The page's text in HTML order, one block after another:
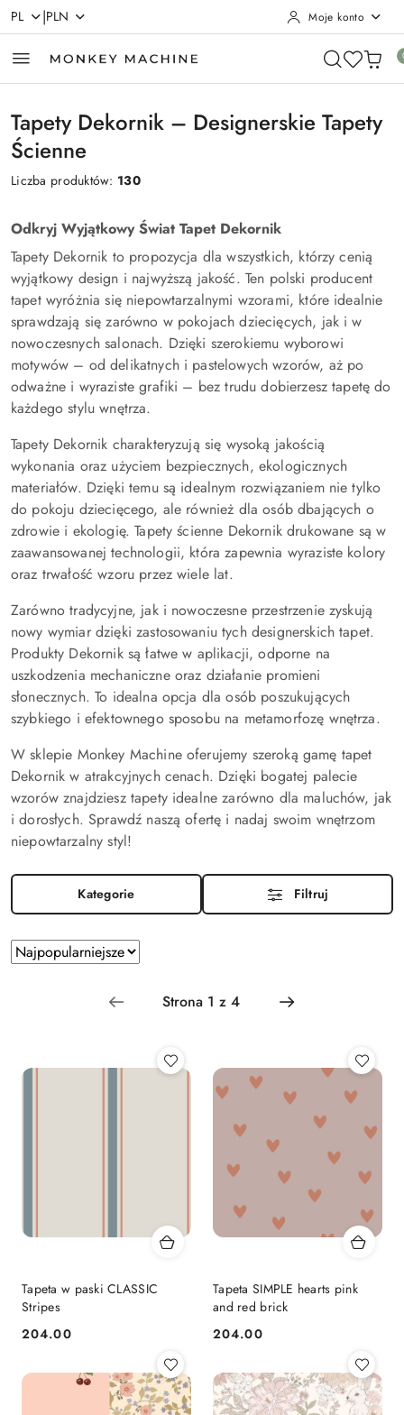
Przejdź do treści głównej
Przejdź do wyszukiwarki
Przejdź do moje konto
Przejdź do menu głównego
Przejdź do stopki
PL |PLN Moje konto
Tapety Dekornik – Designerskie Tapety
Ścienne
Liczba produktów: 130
Odkryj Wyjątkowy Świat Tapet Dekornik
Tapety Dekornik to propozycja dla wszystkich, którzy cenią
wyjątkowy design i najwyższą jakość. Ten polski producent
tapet wyróżnia się niepowtarzalnymi wzorami, które idealnie
sprawdzają się zarówno w pokojach dziecięcych, jak i w
nowoczesnych salonach. Dzięki szerokiemu wyborowi
motywów – od delikatnych i pastelowych wzorów, aż po
odważne i wyraziste grafiki – bez trudu dobierzesz tapetę do
każdego stylu wnętrza.
Tapety Dekornik charakteryzują się wysoką jakością
wykonania oraz użyciem bezpiecznych, ekologicznych
materiałów. Dzięki temu są idealnym rozwiązaniem nie tylko
do pokoju dziecięcego, ale również dla osób dbających o
zdrowie i ekologię. Tapety ścienne Dekornik drukowane są w
zaawansowanej technologii, która zapewnia wyraziste kolory
oraz trwałość wzoru przez wiele lat.
Zarówno tradycyjne, jak i nowoczesne przestrzenie zyskują
nowy wymiar dzięki zastosowaniu tych designerskich tapet.
Produkty Dekornik są łatwe w aplikacji, odporne na
uszkodzenia mechaniczne oraz działanie promieni
słonecznych. To idealna opcja dla osób poszukujących
szybkiego i efektownego sposobu na metamorfozę wnętrza.
W sklepie Monkey Machine oferujemy szeroką gamę tapet
Dekornik w atrakcyjnych cenach. Dzięki bogatej palecie
wzorów znajdziesz tapety idealne zarówno dla maluchów, jak
i dorosłych. Sprawdź naszą ofertę i nadaj swoim wnętrzom
niepowtarzalny styl!
Kategorie Filtruj
Zastosowano
sortowanie:
Najpopularniejsze.
Sortuj
według
Tapeta w paski CLASSIC
Stripes
Cena:
204.00
Tapeta SIMPLE hearts pink
and red brick
Cena:
204.00